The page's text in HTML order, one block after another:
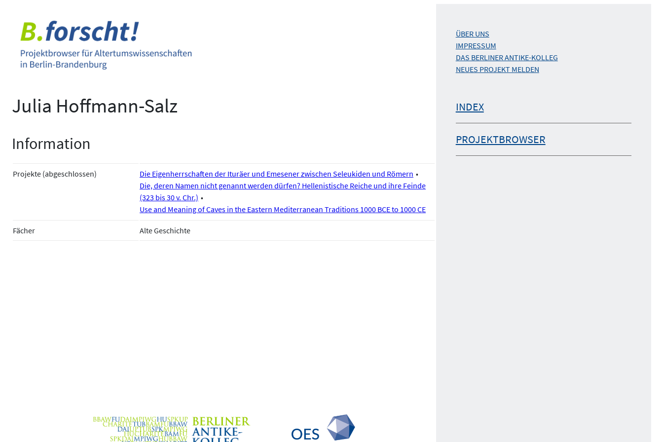
springen
Julia Hoffmann-Salz
Information
Projekte (abgeschlossen)
Die Eigenherrschaften der Ituräer und Emesener zwischen Seleukiden und Römern
Die, deren Namen nicht genannt werden dürfen? Hellenistische Reiche und ihre Feinde
(323 bis 30 v. Chr.)
Use and Meaning of Caves in the Eastern Mediterranean Traditions 1000 BCE to 1000 CE
Fächer Alte Geschichte
ÜBER UNS
IMPRESSUM
DAS BERLINER ANTIKE-KOLLEG
NEUES PROJEKT MELDEN
INDEX
PROJEKTBROWSER